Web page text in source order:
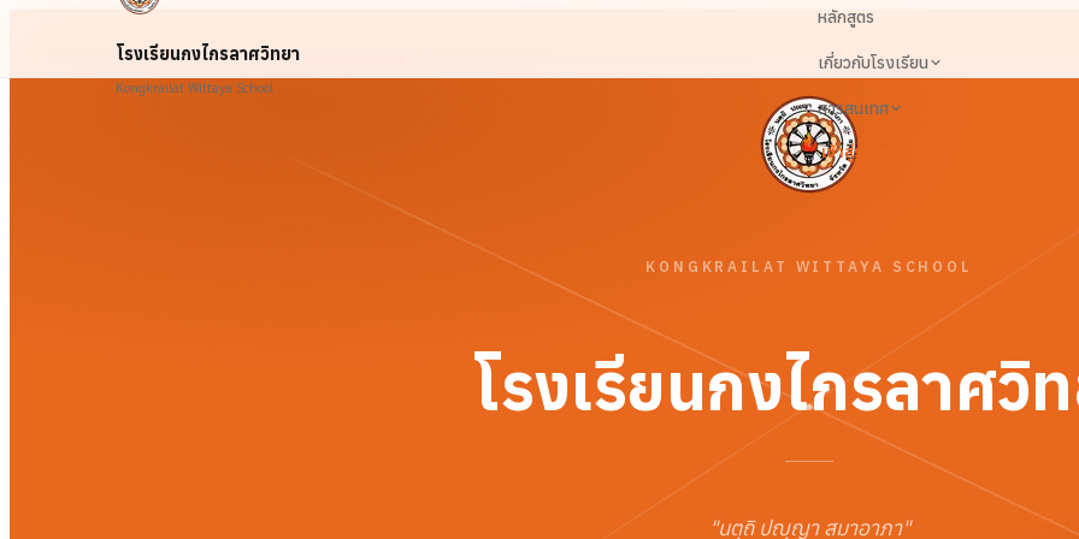
โรงเรียนกงไกรลาศวิทยา
Kongkrailat Wittaya School
หลักสูตร
เกี่ยวกับโรงเรียน
สารสนเทศ
เข้าสู่ระบบ
KONGKRAILAT WITTAYA SCHOOL
โรงเรียนกงไกรลาศวิ
"นตฺถิ ปญฺญา สมาอาภา"